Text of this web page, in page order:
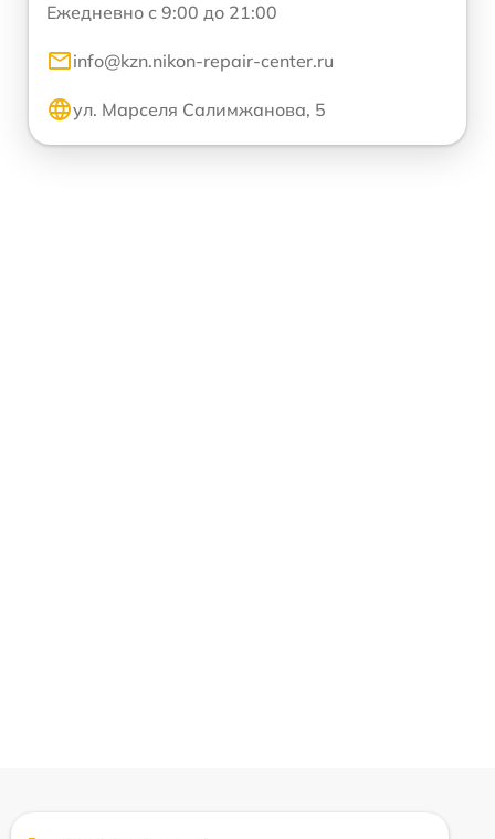
Ежедневно с 9:00 до 21:00
info@kzn.nikon-repair-center.ru
ул. Марселя Салимжанова, 5